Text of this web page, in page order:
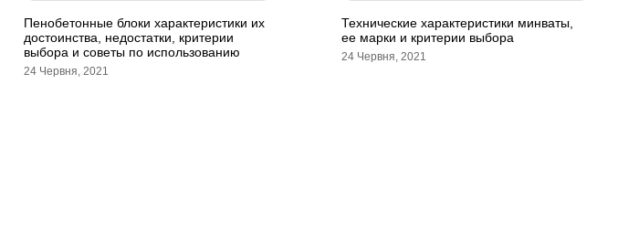
Пенобетонные блоки характеристики их
достоинства, недостатки, критерии
выбора и советы по использованию
24 Червня, 2021
Технические характеристики минваты,
ее марки и критерии выбора
24 Червня, 2021